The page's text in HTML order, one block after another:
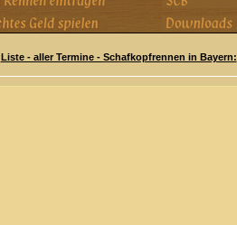
Liste - aller Termine - Schafkopfrennen in Bayern: